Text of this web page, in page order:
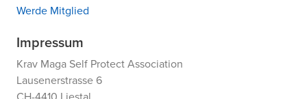
Werde Mitglied
Impressum
Krav Maga Self Protect Association
Lausenerstrasse 6